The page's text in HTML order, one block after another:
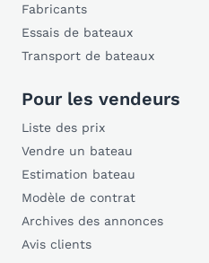
Fabricants
Essais de bateaux
Transport de bateaux
Pour les vendeurs
Liste des prix
Vendre un bateau
Estimation bateau
Modèle de contrat
Archives des annonces
Avis clients